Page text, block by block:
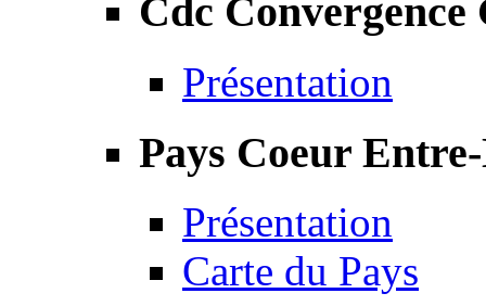
Cdc Convergence
Présentation
Pays Coeur
Présentation
Carte du Pays